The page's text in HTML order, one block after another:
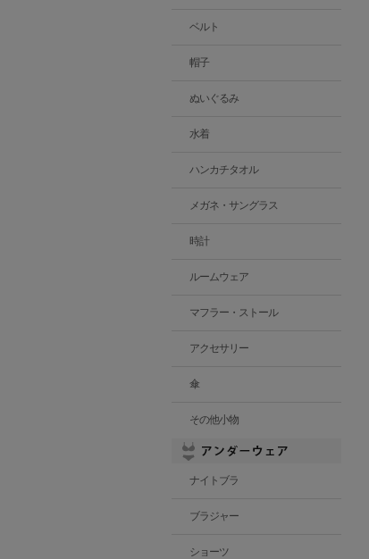
ベルト
帽子
ぬいぐるみ
水着
ハンカチタオル
メガネ・サングラス
時計
ルームウェア
マフラー・ストール
アクセサリー
傘
その他小物
ナイトブラ
ブラジャー
ショーツ